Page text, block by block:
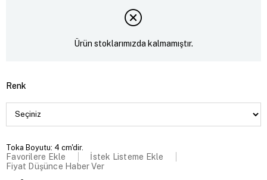
Ürün stoklarımızda kalmamıştır.
Renk
Toka Boyutu: 4 cm'dir.
Favorilere Ekle
İstek Listeme Ekle
Fiyat Düşünce Haber Ver